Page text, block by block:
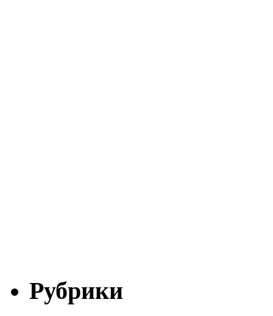
Рубрики